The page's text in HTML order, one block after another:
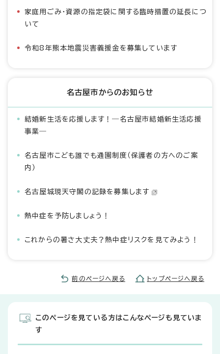
家庭用ごみ・資源の指定袋に関する臨時措置の延長につ
いて
令和8年熊本地震災害義援金を募集しています
名古屋市からのお知らせ
結婚新生活を応援します！―名古屋市結婚新生活応援
事業―
名古屋市こども誰でも通園制度（保護者の方へのご案
内）
名古屋城現天守閣の記録を募集します
熱中症を予防しましょう！
これからの暑さ大丈夫？熱中症リスクを見てみよう！
前のページへ戻る トップページへ戻る
このページを見ている方はこんなページも見ていま
す